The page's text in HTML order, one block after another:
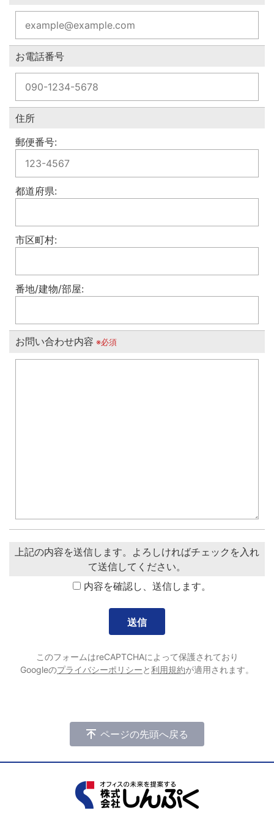
お電話番号
住所
郵便番号:
都道府県:
市区町村:
番地/建物/部屋:
お問い合わせ内容 ※必須
上記の内容を送信します。よろしければチェックを入れ
て送信してください。
内容を確認し、送信します。
このフォームはreCAPTCHAによって保護されており
Googleのプライバシーポリシーと利用規約が適用されます。
ページの先頭へ戻る